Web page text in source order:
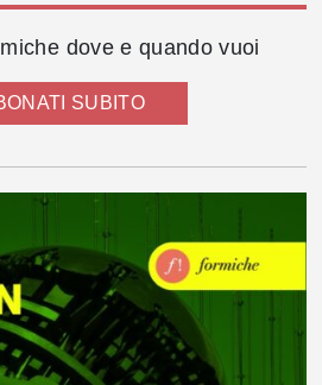
dove e quando vuoi
SUBITO